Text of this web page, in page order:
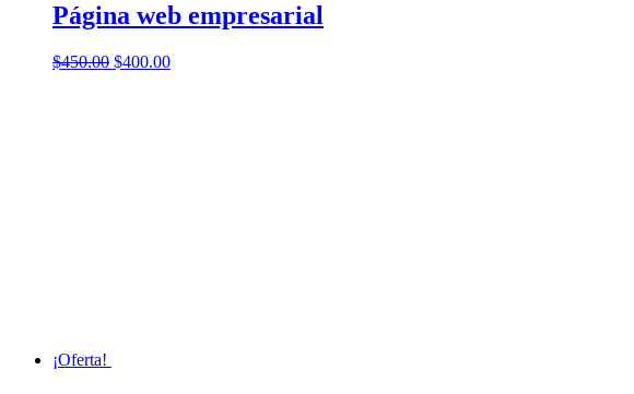
Página web empresarial
$450.00 El
$400.00El
¡Oferta!